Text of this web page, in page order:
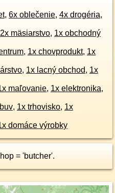
, 6x oblečenie, 4x drogéria,
2x mäsiarstvo, 1x obchodný
, 1x chovprodukt, 1x
, 1x lacný obchod, 1x
maľovanie, 1x elektronika,
, 1x trhovisko, 1x
domáce výrobky
= 'butcher'.